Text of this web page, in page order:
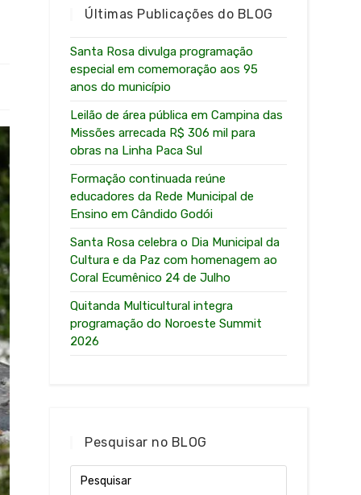
Últimas Publicações do BLOG
Santa Rosa divulga programação
especial em comemoração aos 95
anos do município
Leilão de área pública em Campina das
Missões arrecada R$ 306 mil para
obras na Linha Paca Sul
Formação continuada reúne
educadores da Rede Municipal de
Ensino em Cândido Godói
Santa Rosa celebra o Dia Municipal da
Cultura e da Paz com homenagem ao
Coral Ecumênico 24 de Julho
Quitanda Multicultural integra
programação do Noroeste Summit
2026
Pesquisar no BLOG